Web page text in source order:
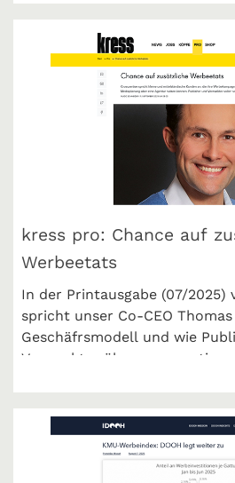
kress pro: Chance auf
Werbeetats
In der Printausgabe (07/2025)
spricht unser Co-CEO
Geschäfrsmodell und wie
Vermarkter über crossvertise